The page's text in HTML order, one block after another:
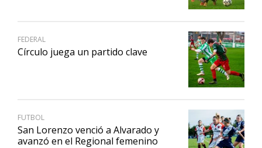
FEDERAL
Círculo juega un partido clave
FUTBOL
San Lorenzo venció a Alvarado y
avanzó en el Regional femenino